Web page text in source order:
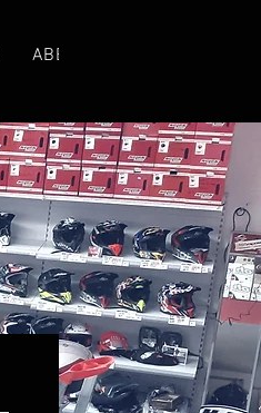
ABBIGLIAMENTO